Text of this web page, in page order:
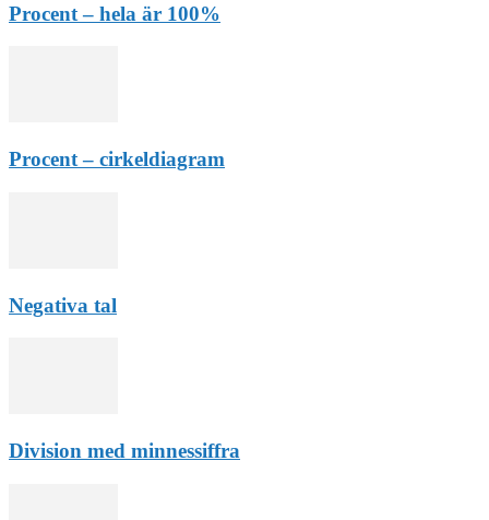
Procent – hela är 100%
Procent – cirkeldiagram
Negativa tal
Division med minnessiffra